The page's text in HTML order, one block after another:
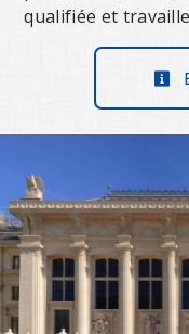
qualifiée et